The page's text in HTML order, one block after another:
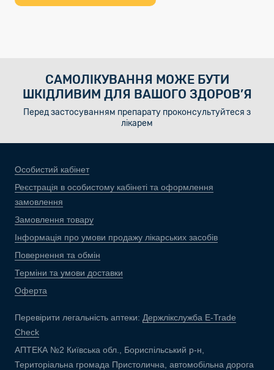
САМОЛІКУВАННЯ МОЖЕ БУТИ
ШКІДЛИВИМ ДЛЯ ВАШОГО ЗДОРОВ’Я
Перед застосуванням препарату проконсультуйтеся з
лікарем
Особистий кабінет
Реєстрація в особистому кабінеті та оформлення
замовлення
Замовлення товару
Інформація про умови продажу лікарських засобів
Повернення та обмін
Терміни та умови доставки
Оферта
Перевірити легальність аптеки: Держлікслужба E-Trade
Check
АПТЕКА №2 Київська обл., Бориспільський р-н,
Територіальна громада Пристолична, автомобільна дорога